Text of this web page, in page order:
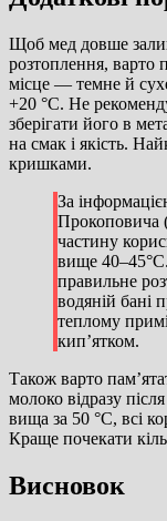
Щоб мед довше
розтоплення, варто
місце — темне й
+20 °C. Не
зберігати його в
на смак і якість.
кришками.
За
Прокоповича
частину
вище
правильне
водяній бані
теплому
кип’ятком.
Також варто
молоко відразу
вища за 50 °C, всі
Краще почекати
Висновок